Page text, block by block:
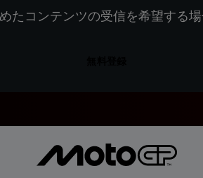
たコンテンツの受信を希望する